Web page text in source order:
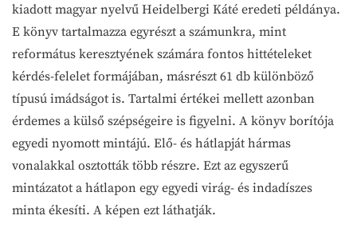
kiadott magyar nyelvű Heidelbergi Káté eredeti példánya.
E könyv tartalmazza egyrészt a számunkra, mint
református keresztyének számára fontos hittételeket
kérdés-felelet formájában, másrészt 61 db különböző
típusú imádságot is. Tartalmi értékei mellett azonban
érdemes a külső szépségeire is figyelni. A könyv borítója
egyedi nyomott mintájú. Elő- és hátlapját hármas
vonalakkal osztották több részre. Ezt az egyszerű
mintázatot a hátlapon egy egyedi virág- és indadíszes
minta ékesíti. A képen ezt láthatják.